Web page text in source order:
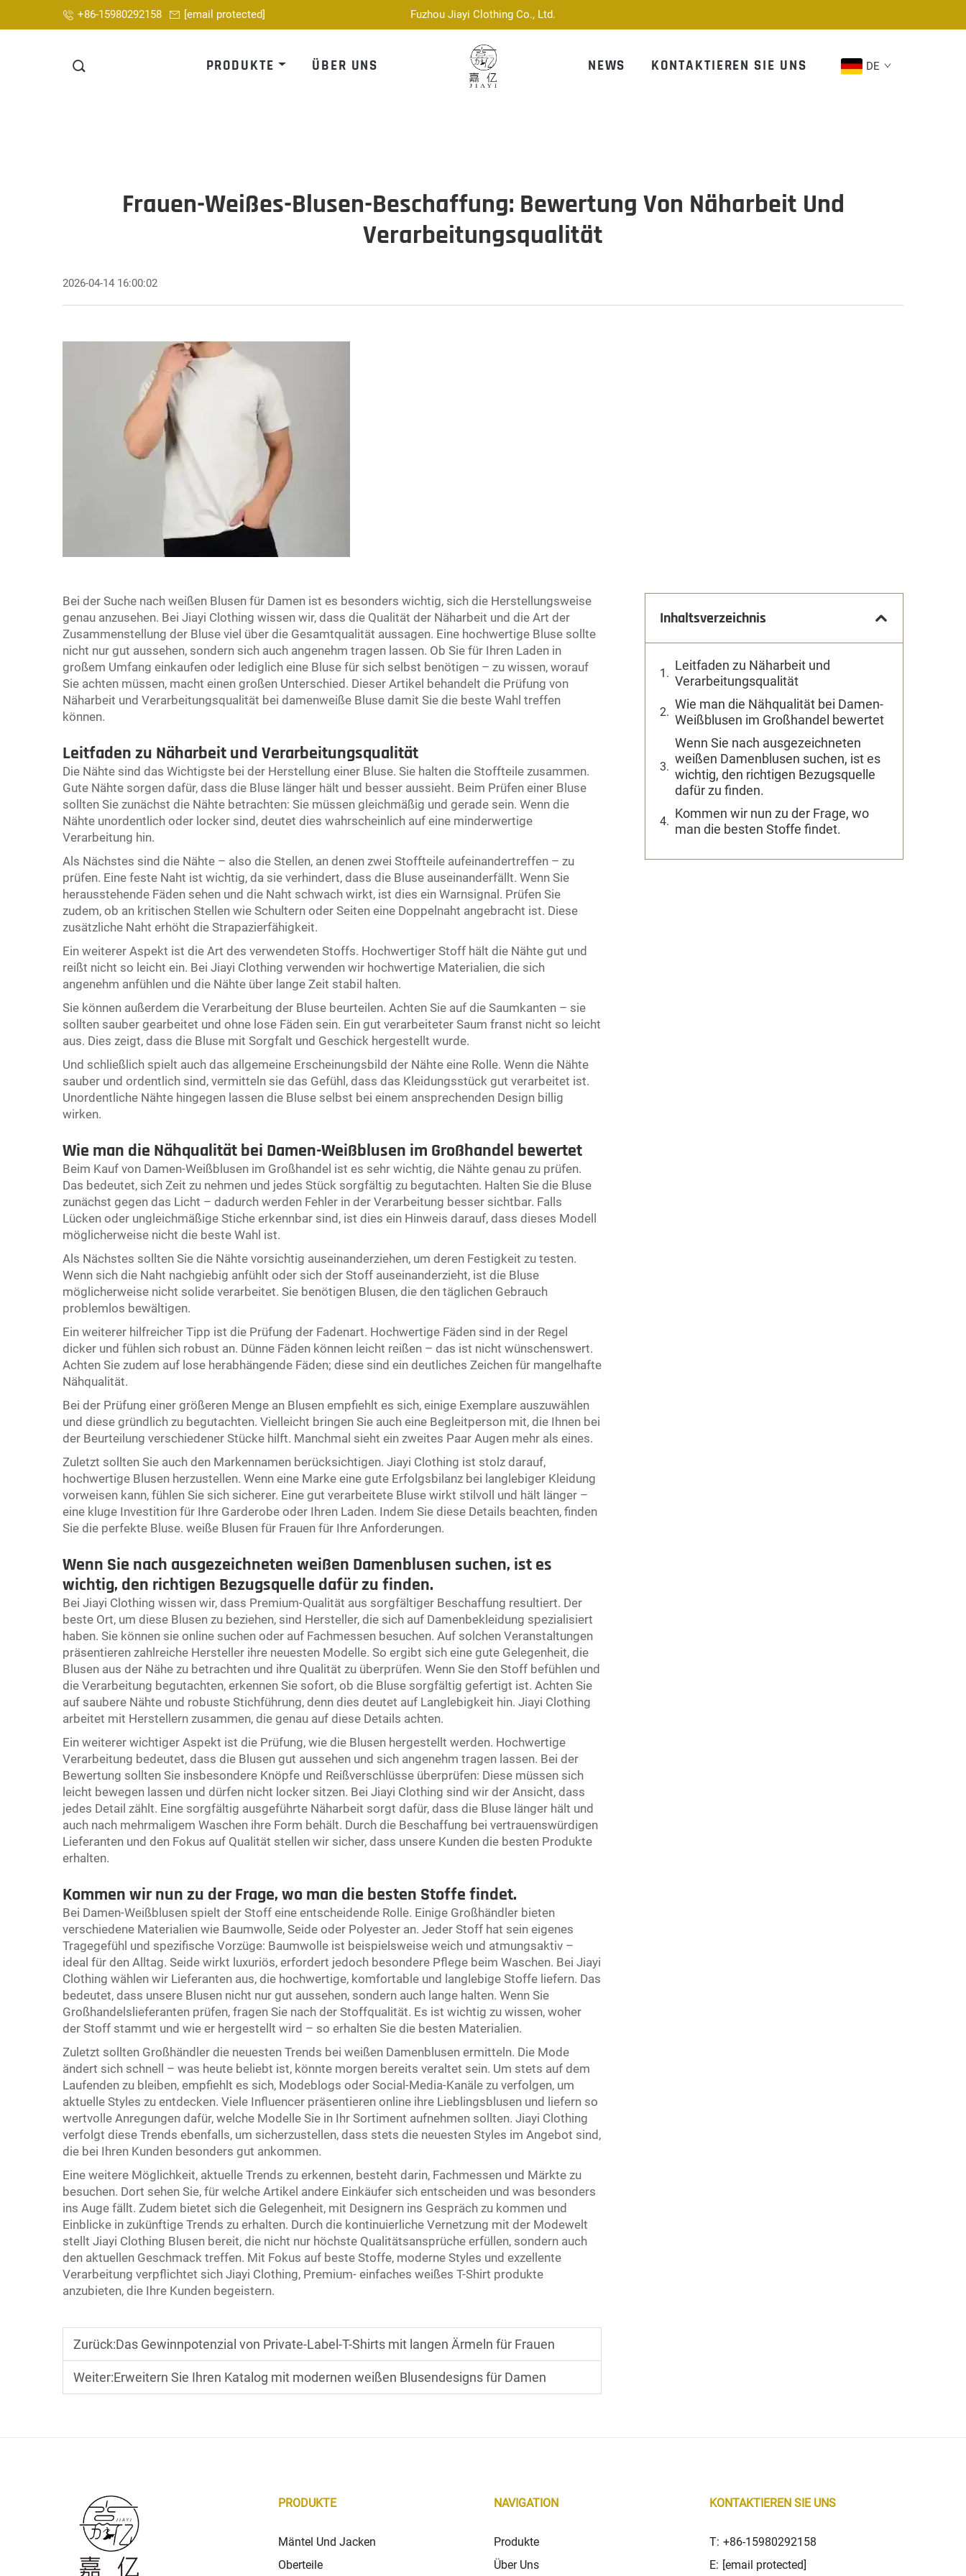
+86-15980292158 [email protected] Fuzhou Jiayi Clothing Co., Ltd.
PRODUKTE ÜBER UNS NEWS KONTAKTIEREN SIE UNS DE
Frauen-Weißes-Blusen-Beschaffung: Bewertung Von Näharbeit Und
Verarbeitungsqualität
2026-04-14 16:00:02
Bei der Suche nach weißen Blusen für Damen ist es besonders wichtig, sich die Herstellungsweise
genau anzusehen. Bei Jiayi Clothing wissen wir, dass die Qualität der Näharbeit und die Art der
Zusammenstellung der Bluse viel über die Gesamtqualität aussagen. Eine hochwertige Bluse sollte
nicht nur gut aussehen, sondern sich auch angenehm tragen lassen. Ob Sie für Ihren Laden in
großem Umfang einkaufen oder lediglich eine Bluse für sich selbst benötigen – zu wissen, worauf
Sie achten müssen, macht einen großen Unterschied. Dieser Artikel behandelt die Prüfung von
Näharbeit und Verarbeitungsqualität bei damenweiße Bluse damit Sie die beste Wahl treffen
können.
Leitfaden zu Näharbeit und Verarbeitungsqualität
Die Nähte sind das Wichtigste bei der Herstellung einer Bluse. Sie halten die Stoffteile zusammen.
Gute Nähte sorgen dafür, dass die Bluse länger hält und besser aussieht. Beim Prüfen einer Bluse
sollten Sie zunächst die Nähte betrachten: Sie müssen gleichmäßig und gerade sein. Wenn die
Nähte unordentlich oder locker sind, deutet dies wahrscheinlich auf eine minderwertige
Verarbeitung hin.
Als Nächstes sind die Nähte – also die Stellen, an denen zwei Stoffteile aufeinandertreffen – zu
prüfen. Eine feste Naht ist wichtig, da sie verhindert, dass die Bluse auseinanderfällt. Wenn Sie
herausstehende Fäden sehen und die Naht schwach wirkt, ist dies ein Warnsignal. Prüfen Sie
zudem, ob an kritischen Stellen wie Schultern oder Seiten eine Doppelnaht angebracht ist. Diese
zusätzliche Naht erhöht die Strapazierfähigkeit.
Ein weiterer Aspekt ist die Art des verwendeten Stoffs. Hochwertiger Stoff hält die Nähte gut und
reißt nicht so leicht ein. Bei Jiayi Clothing verwenden wir hochwertige Materialien, die sich
angenehm anfühlen und die Nähte über lange Zeit stabil halten.
Sie können außerdem die Verarbeitung der Bluse beurteilen. Achten Sie auf die Saumkanten – sie
sollten sauber gearbeitet und ohne lose Fäden sein. Ein gut verarbeiteter Saum franst nicht so leicht
aus. Dies zeigt, dass die Bluse mit Sorgfalt und Geschick hergestellt wurde.
Und schließlich spielt auch das allgemeine Erscheinungsbild der Nähte eine Rolle. Wenn die Nähte
sauber und ordentlich sind, vermitteln sie das Gefühl, dass das Kleidungsstück gut verarbeitet ist.
Unordentliche Nähte hingegen lassen die Bluse selbst bei einem ansprechenden Design billig
wirken.
Wie man die Nähqualität bei Damen-Weißblusen im Großhandel bewertet
Beim Kauf von Damen-Weißblusen im Großhandel ist es sehr wichtig, die Nähte genau zu prüfen.
Das bedeutet, sich Zeit zu nehmen und jedes Stück sorgfältig zu begutachten. Halten Sie die Bluse
zunächst gegen das Licht – dadurch werden Fehler in der Verarbeitung besser sichtbar. Falls
Lücken oder ungleichmäßige Stiche erkennbar sind, ist dies ein Hinweis darauf, dass dieses Modell
möglicherweise nicht die beste Wahl ist.
Als Nächstes sollten Sie die Nähte vorsichtig auseinanderziehen, um deren Festigkeit zu testen.
Wenn sich die Naht nachgiebig anfühlt oder sich der Stoff auseinanderzieht, ist die Bluse
möglicherweise nicht solide verarbeitet. Sie benötigen Blusen, die den täglichen Gebrauch
problemlos bewältigen.
Ein weiterer hilfreicher Tipp ist die Prüfung der Fadenart. Hochwertige Fäden sind in der Regel
dicker und fühlen sich robust an. Dünne Fäden können leicht reißen – das ist nicht wünschenswert.
Achten Sie zudem auf lose herabhängende Fäden; diese sind ein deutliches Zeichen für mangelhafte
Nähqualität.
Bei der Prüfung einer größeren Menge an Blusen empfiehlt es sich, einige Exemplare auszuwählen
und diese gründlich zu begutachten. Vielleicht bringen Sie auch eine Begleitperson mit, die Ihnen bei
der Beurteilung verschiedener Stücke hilft. Manchmal sieht ein zweites Paar Augen mehr als eines.
Zuletzt sollten Sie auch den Markennamen berücksichtigen. Jiayi Clothing ist stolz darauf,
hochwertige Blusen herzustellen. Wenn eine Marke eine gute Erfolgsbilanz bei langlebiger Kleidung
vorweisen kann, fühlen Sie sich sicherer. Eine gut verarbeitete Bluse wirkt stilvoll und hält länger –
eine kluge Investition für Ihre Garderobe oder Ihren Laden. Indem Sie diese Details beachten, finden
Sie die perfekte Bluse. weiße Blusen für Frauen für Ihre Anforderungen.
Wenn Sie nach ausgezeichneten weißen Damenblusen suchen, ist es
wichtig, den richtigen Bezugsquelle dafür zu finden.
Bei Jiayi Clothing wissen wir, dass Premium-Qualität aus sorgfältiger Beschaffung resultiert. Der
beste Ort, um diese Blusen zu beziehen, sind Hersteller, die sich auf Damenbekleidung spezialisiert
haben. Sie können sie online suchen oder auf Fachmessen besuchen. Auf solchen Veranstaltungen
präsentieren zahlreiche Hersteller ihre neuesten Modelle. So ergibt sich eine gute Gelegenheit, die
Blusen aus der Nähe zu betrachten und ihre Qualität zu überprüfen. Wenn Sie den Stoff befühlen und
die Verarbeitung begutachten, erkennen Sie sofort, ob die Bluse sorgfältig gefertigt ist. Achten Sie
auf saubere Nähte und robuste Stichführung, denn dies deutet auf Langlebigkeit hin. Jiayi Clothing
arbeitet mit Herstellern zusammen, die genau auf diese Details achten.
Ein weiterer wichtiger Aspekt ist die Prüfung, wie die Blusen hergestellt werden. Hochwertige
Verarbeitung bedeutet, dass die Blusen gut aussehen und sich angenehm tragen lassen. Bei der
Bewertung sollten Sie insbesondere Knöpfe und Reißverschlüsse überprüfen: Diese müssen sich
leicht bewegen lassen und dürfen nicht locker sitzen. Bei Jiayi Clothing sind wir der Ansicht, dass
jedes Detail zählt. Eine sorgfältig ausgeführte Näharbeit sorgt dafür, dass die Bluse länger hält und
auch nach mehrmaligem Waschen ihre Form behält. Durch die Beschaffung bei vertrauenswürdigen
Lieferanten und den Fokus auf Qualität stellen wir sicher, dass unsere Kunden die besten Produkte
erhalten.
Kommen wir nun zu der Frage, wo man die besten Stoffe findet.
Bei Damen-Weißblusen spielt der Stoff eine entscheidende Rolle. Einige Großhändler bieten
verschiedene Materialien wie Baumwolle, Seide oder Polyester an. Jeder Stoff hat sein eigenes
Tragegefühl und spezifische Vorzüge: Baumwolle ist beispielsweise weich und atmungsaktiv –
ideal für den Alltag. Seide wirkt luxuriös, erfordert jedoch besondere Pflege beim Waschen. Bei Jiayi
Clothing wählen wir Lieferanten aus, die hochwertige, komfortable und langlebige Stoffe liefern. Das
bedeutet, dass unsere Blusen nicht nur gut aussehen, sondern auch lange halten. Wenn Sie
Großhandelslieferanten prüfen, fragen Sie nach der Stoffqualität. Es ist wichtig zu wissen, woher
der Stoff stammt und wie er hergestellt wird – so erhalten Sie die besten Materialien.
Zuletzt sollten Großhändler die neuesten Trends bei weißen Damenblusen ermitteln. Die Mode
ändert sich schnell – was heute beliebt ist, könnte morgen bereits veraltet sein. Um stets auf dem
Laufenden zu bleiben, empfiehlt es sich, Modeblogs oder Social-Media-Kanäle zu verfolgen, um
aktuelle Styles zu entdecken. Viele Influencer präsentieren online ihre Lieblingsblusen und liefern so
wertvolle Anregungen dafür, welche Modelle Sie in Ihr Sortiment aufnehmen sollten. Jiayi Clothing
verfolgt diese Trends ebenfalls, um sicherzustellen, dass stets die neuesten Styles im Angebot sind,
die bei Ihren Kunden besonders gut ankommen.
Eine weitere Möglichkeit, aktuelle Trends zu erkennen, besteht darin, Fachmessen und Märkte zu
besuchen. Dort sehen Sie, für welche Artikel andere Einkäufer sich entscheiden und was besonders
ins Auge fällt. Zudem bietet sich die Gelegenheit, mit Designern ins Gespräch zu kommen und
Einblicke in zukünftige Trends zu erhalten. Durch die kontinuierliche Vernetzung mit der Modewelt
stellt Jiayi Clothing Blusen bereit, die nicht nur höchste Qualitätsansprüche erfüllen, sondern auch
den aktuellen Geschmack treffen. Mit Fokus auf beste Stoffe, moderne Styles und exzellente
Verarbeitung verpflichtet sich Jiayi Clothing, Premium- einfaches weißes T-Shirt produkte
anzubieten, die Ihre Kunden begeistern.
Zurück:Das Gewinnpotenzial von Private-Label-T-Shirts mit langen Ärmeln für Frauen
Weiter:Erweitern Sie Ihren Katalog mit modernen weißen Blusendesigns für Damen
Inhaltsverzeichnis
Leitfaden zu Näharbeit und
Verarbeitungsqualität
Wie man die Nähqualität bei Damen-
Weißblusen im Großhandel bewertet
Wenn Sie nach ausgezeichneten
weißen Damenblusen suchen, ist es
wichtig, den richtigen Bezugsquelle
dafür zu finden.
Kommen wir nun zu der Frage, wo
man die besten Stoffe findet.
PRODUKTE
Mäntel Und Jacken
Oberteile
NAVIGATION
Produkte
Über Uns
KONTAKTIEREN SIE UNS
T: +86-15980292158
E: [email protected]